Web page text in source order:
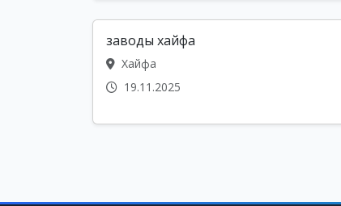
заводы хайфа
Хайфа
19.11.2025